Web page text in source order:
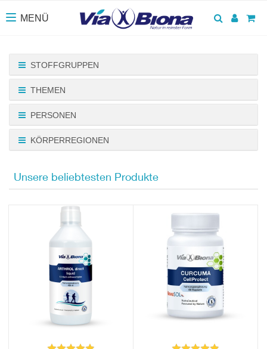
Toggle navigation
MENÜ Suchen
STOFFGRUPPEN
THEMEN
PERSONEN
KÖRPERREGIONEN
Unsere beliebtesten Produkte